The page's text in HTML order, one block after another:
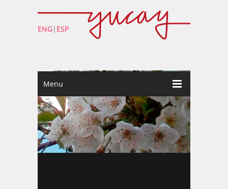
ENG| ESP
Menu